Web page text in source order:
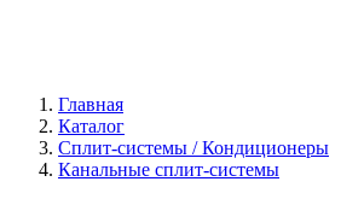
Главная
Каталог
Сплит-системы / Кондиционеры
Канальные сплит-системы